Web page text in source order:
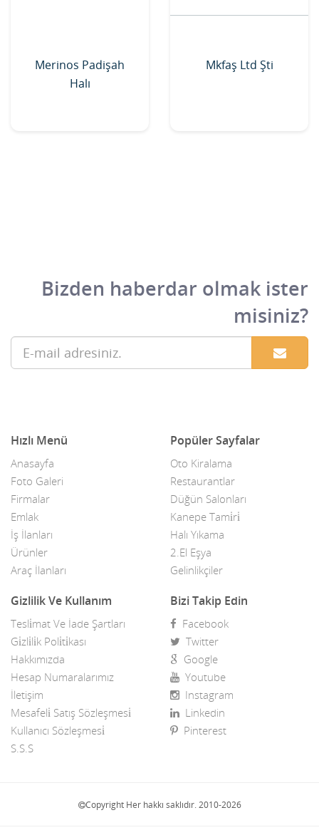
Merinos Padişah
Halı
Mkfaş Ltd Şti
Bizden haberdar olmak ister
misiniz?
Hızlı Menü
Anasayfa
Foto Galeri
Firmalar
Emlak
İş İlanları
Ürünler
Araç İlanları
Popüler Sayfalar
Oto Kiralama
Restaurantlar
Düğün Salonları
Kanepe Tami̇ri̇
Halı Yıkama
2.El Eşya
Gelinlikçiler
Gizlilik Ve Kullanım
Tesli̇mat Ve İade Şartları
Gi̇zli̇li̇k Poli̇ti̇kası
Hakkımızda
Hesap Numaralarımız
İletişim
Mesafeli̇ Satış Sözleşmesi̇
Kullanıcı Sözleşmesi̇
S.S.S
Bizi Takip Edin
Facebook
Twitter
Google
Youtube
Instagram
Linkedin
Pinterest
Copyright Her hakkı saklıdır. 2010-2026